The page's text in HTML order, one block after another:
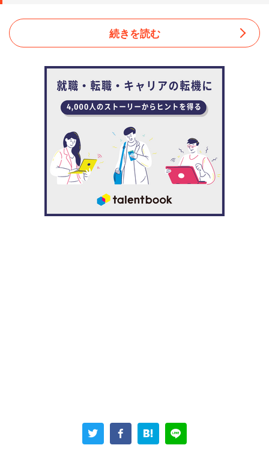
――歯車にならずに、自由に働きたい。
資系医療機器メーカーの日本ストライカーで営業の仕事に
日々、向き合っています。
2016年4月に新卒で入社し、主に整形外科領域を担当する
オーソペディックス事業統括本部のスパイン営業部に配属
されると、スパイン（脊椎）の手術で使用する医療機器を
販売するため、さまざまな関係者と連携しながら担当エリ
アのドクターに営業活動をしてきました。
い法学部に行くことを決意し、上智大学の法学部国際関係
続きを読む